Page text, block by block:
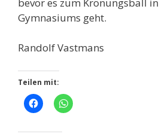
Gymnasiums geht.
Randolf Vastmans
Teilen mit: